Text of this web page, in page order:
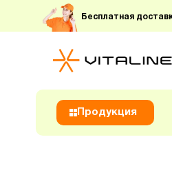
Бесплатная
Продукция